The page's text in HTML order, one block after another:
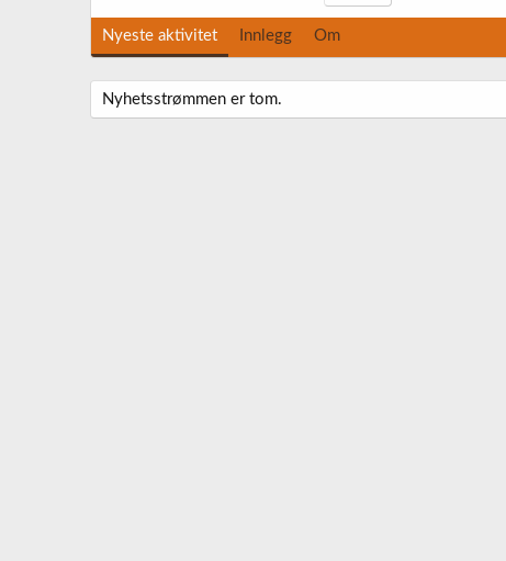
Nyeste aktivitet Innlegg Om
Nyhetsstrømmen er tom.